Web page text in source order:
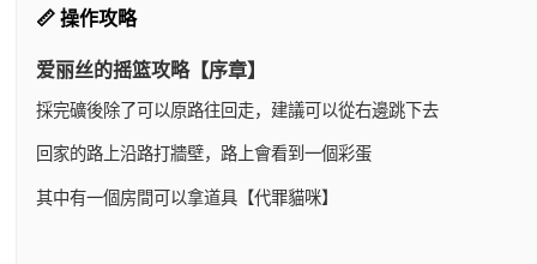
📏 操作攻略
爱丽丝的摇篮攻略【序章】
採完礦後除了可以原路往回走，建議可以從右邊跳下去
回家的路上沿路打牆壁，路上會看到一個彩蛋
其中有一個房間可以拿道具【代罪貓咪】